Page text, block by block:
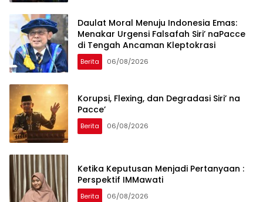
Daulat Moral Menuju Indonesia Emas:
Menakar Urgensi Falsafah Siri’ naPacce
di Tengah Ancaman Kleptokrasi
Berita 06/08/2026
Korupsi, Flexing, dan Degradasi Siri’ na
Pacce’
Berita 06/08/2026
Ketika Keputusan Menjadi Pertanyaan :
Perspektif IMMawati
Berita 06/08/2026